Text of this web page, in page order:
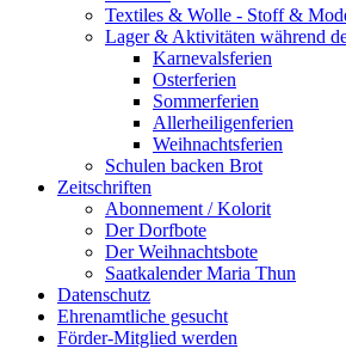
Textiles & Wolle - Stoff &
Lager & Aktivitäten während
Karnevalsferien
Osterferien
Sommerferien
Allerheiligenferien
Weihnachtsferien
Schulen backen Brot
Zeitschriften
Abonnement / Kolorit
Der Dorfbote
Der Weihnachtsbote
Saatkalender Maria Thun
Datenschutz
Ehrenamtliche gesucht
Förder-Mitglied werden